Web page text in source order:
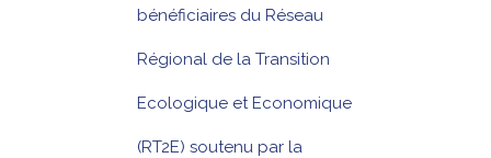
bénéficiaires du Réseau
Régional de la Transition
Ecologique et Economique
(RT2E) soutenu par la